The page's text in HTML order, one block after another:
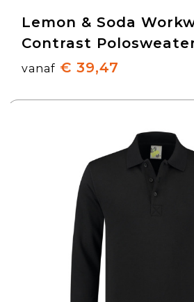
Lemon & Soda
Contrast
vanaf € 39,47